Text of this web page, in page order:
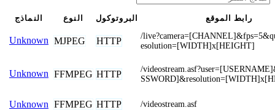
النماذج النوع البروتوكول رابط الموقع
Unknown MJPEG HTTP
/
esolution=[WIDTH]x[HEIGHT]
Unknown FFMPEG HTTP
/
Unknown FFMPEG HTTP /videostream.asf